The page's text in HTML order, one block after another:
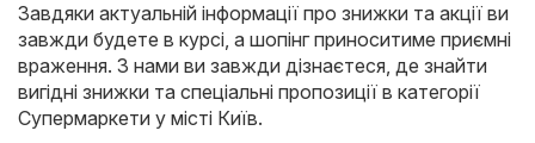
Завдяки актуальній інформації про знижки та акції ви
завжди будете в курсі, а шопінг приноситиме приємні
враження. З нами ви завжди дізнаєтеся, де знайти
вигідні знижки та спеціальні пропозиції в категорії
Супермаркети у місті Київ.